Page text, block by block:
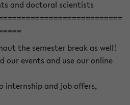
and doctoral scientists
the semester break as well!
our events and use our online
internship and job offers,